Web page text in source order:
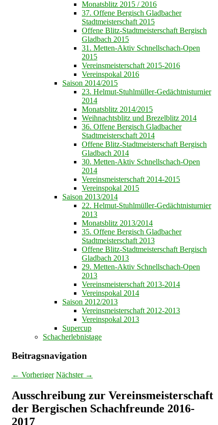
Monatsblitz 2015 / 2016
37. Offene Bergisch Gladbacher
Stadtmeisterschaft 2015
Offene Blitz-Stadtmeisterschaft Bergisch
Gladbach 2015
31. Metten-Aktiv Schnellschach-Open
2015
Vereinsmeisterschaft 2015-2016
Vereinspokal 2016
Saison 2014/2015
23. Helmut-Stuhlmüller-Gedächtnisturnier
2014
Monatsblitz 2014/2015
Weihnachtsblitz und Brezelblitz 2014
36. Offene Bergisch Gladbacher
Stadtmeisterschaft 2014
Offene Blitz-Stadtmeisterschaft Bergisch
Gladbach 2014
30. Metten-Aktiv Schnellschach-Open
2014
Vereinsmeisterschaft 2014-2015
Vereinspokal 2015
Saison 2013/2014
22. Helmut-Stuhlmüller-Gedächtnisturnier
2013
Monatsblitz 2013/2014
35. Offene Bergisch Gladbacher
Stadtmeisterschaft 2013
Offene Blitz-Stadtmeisterschaft Bergisch
Gladbach 2013
29. Metten-Aktiv Schnellschach-Open
2013
Vereinsmeisterschaft 2013-2014
Vereinspokal 2014
Saison 2012/2013
Vereinsmeisterschaft 2012-2013
Vereinspokal 2013
Supercup
Schacherlebnistage
Beitragsnavigation
← Vorheriger Nächster →
Ausschreibung zur Vereinsmeisterschaft
der Bergischen Schachfreunde 2016-
2017